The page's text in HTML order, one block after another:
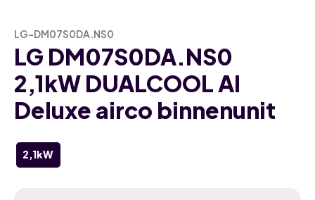
LG-DM07S0DA.NS0
LG DM07S0DA.NS0
2,1kW DUALCOOL AI
Deluxe airco binnenunit
2,1kW